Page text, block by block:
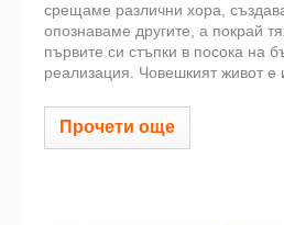
срещаме различни хора,
опознаваме другите, а покрай
първите си стъпки в посока на
реализация. Човешкият живот е
Прочети още